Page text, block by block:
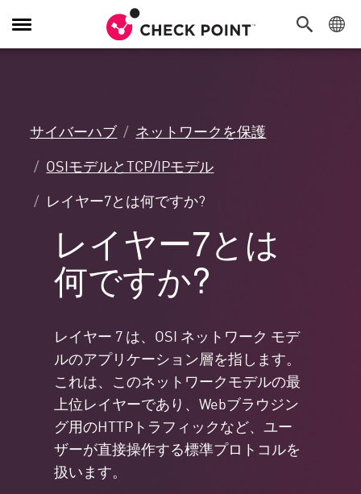
Toggle
Navigation
サイバーハブ
ネットワークを保護
OSIモデルとTCP/IPモデル
レイヤー7とは何ですか?
レイヤー7とは
何ですか?
レイヤー 7 は、OSI ネットワーク モデ
ルのアプリケーション層を指します。
これは、このネットワークモデルの最
上位レイヤーであり、Webブラウジン
グ用のHTTPトラフィックなど、ユー
ザーが直接操作する標準プロトコルを
扱います。